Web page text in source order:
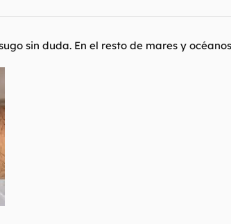
sin duda. En el resto de mares y